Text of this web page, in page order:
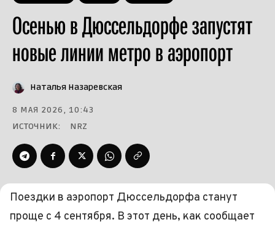
Осенью в Дюссельдорфе запустят
новые линии метро в аэропорт
Наталья Назаревская
8 МАЯ 2026, 10:43
ИСТОЧНИК:
NRZ
Поездки в аэропорт Дюссельдорфа станут
проще с 4 сентября. В этот день, как сообщает